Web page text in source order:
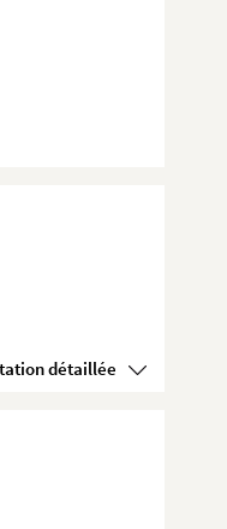
Voir la présentation détaillée